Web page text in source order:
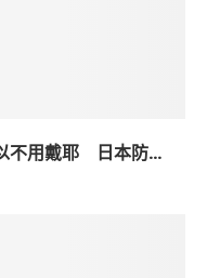
不用戴耶 日本防...